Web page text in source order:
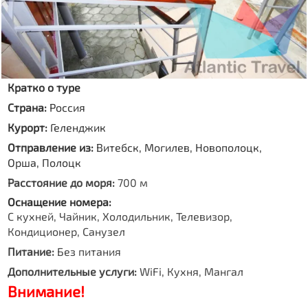
Кратко о туре
Страна: Россия
Курорт: Геленджик
Отправление из: Витебск, Могилев, Новополоцк,
Орша, Полоцк
Расстояние до моря: 700 м
Оснащение номера:
С кухней, Чайник, Холодильник, Телевизор,
Кондиционер, Санузел
Питание: Без питания
Дополнительные услуги: WiFi, Кухня, Мангал
Внимание!